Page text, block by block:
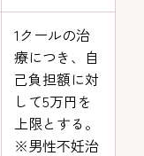
1クールの治
療につき、自
己負担額に対
して5万円を
上限とする。
※男性不妊治